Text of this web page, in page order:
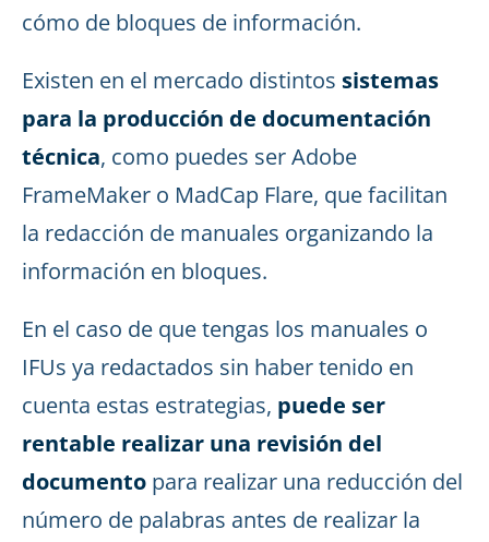
cómo de bloques de información.
Existen en el mercado distintos sistemas
para la producción de documentación
técnica, como puedes ser Adobe
FrameMaker o MadCap Flare, que facilitan
la redacción de manuales organizando la
información en bloques.
En el caso de que tengas los manuales o
IFUs ya redactados sin haber tenido en
cuenta estas estrategias, puede ser
rentable realizar una revisión del
documento para realizar una reducción del
número de palabras antes de realizar la